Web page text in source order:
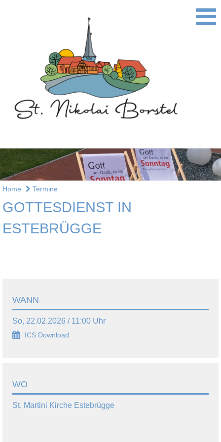
Home Termine
GOTTESDIENST IN
ESTEBRÜGGE
WANN
So, 22.02.2026 / 11:00 Uhr
ICS Download
WO
St. Martini Kirche Estebrügge